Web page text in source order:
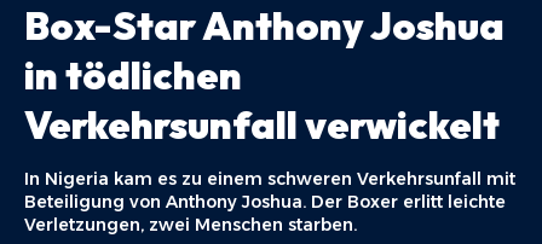
Box-Star Anthony Joshua
in tödlichen
Verkehrsunfall verwickelt
In Nigeria kam es zu einem schweren Verkehrsunfall mit
Beteiligung von Anthony Joshua. Der Boxer erlitt leichte
Verletzungen, zwei Menschen starben.